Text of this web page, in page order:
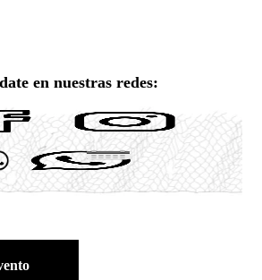
en nuestras redes: